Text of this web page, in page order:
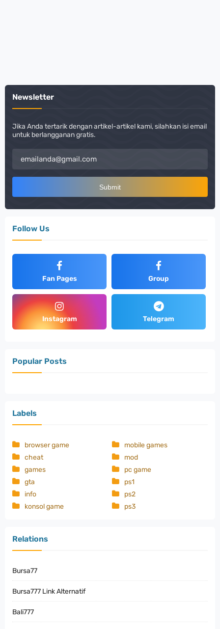
Newsletter
Jika Anda tertarik dengan artikel-artikel kami, silahkan isi email
untuk berlangganan gratis.
Follow Us
Fan Pages Group
Instagram Telegram
Popular Posts
Labels
browser game
cheat
games
gta
info
konsol game
mobile games
mod
pc game
ps1
ps2
ps3
Relations
Bursa77
Bursa777 Link Alternatif
Bali777